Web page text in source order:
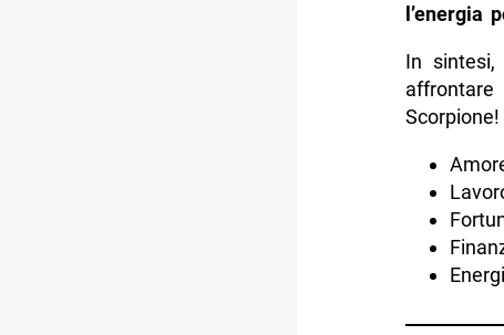
l’energia
In sintesi,
Scorpione!